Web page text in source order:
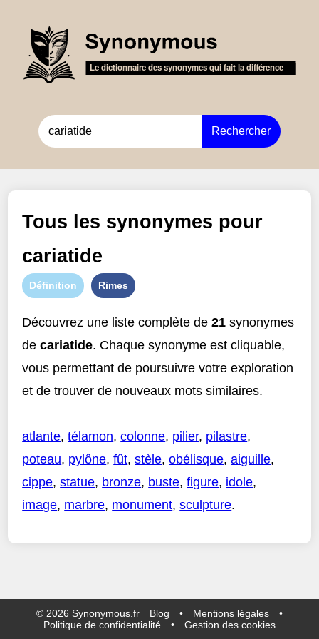
Rechercher
Tous les synonymes pour
cariatide
Définition Rimes
Découvrez une liste complète de21 synonymes
decariatide. Chaque synonyme est cliquable,
vous permettant de poursuivre votre exploration
et de trouver de nouveaux mots similaires.
atlante,télamon,colonne, pilier, pilastre,
poteau, pylône,fût,stèle,obélisque,aiguille,
cippe,statue, bronze, buste,figure, idole,
image, marbre, monument,sculpture.
© 2026 Synonymous.fr Blog • Mentions légales
•
Politique de confidentialité
• Gestion des cookies